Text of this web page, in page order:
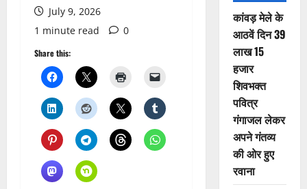
July 9, 2026
1 minute read
0
Share this:
कांवड़ मेले के
आठवें दिन 39
लाख 15
हजार
शिवभक्त
पवित्र
गंगाजल लेकर
अपने गंतव्य
की ओर हुए
रवाना